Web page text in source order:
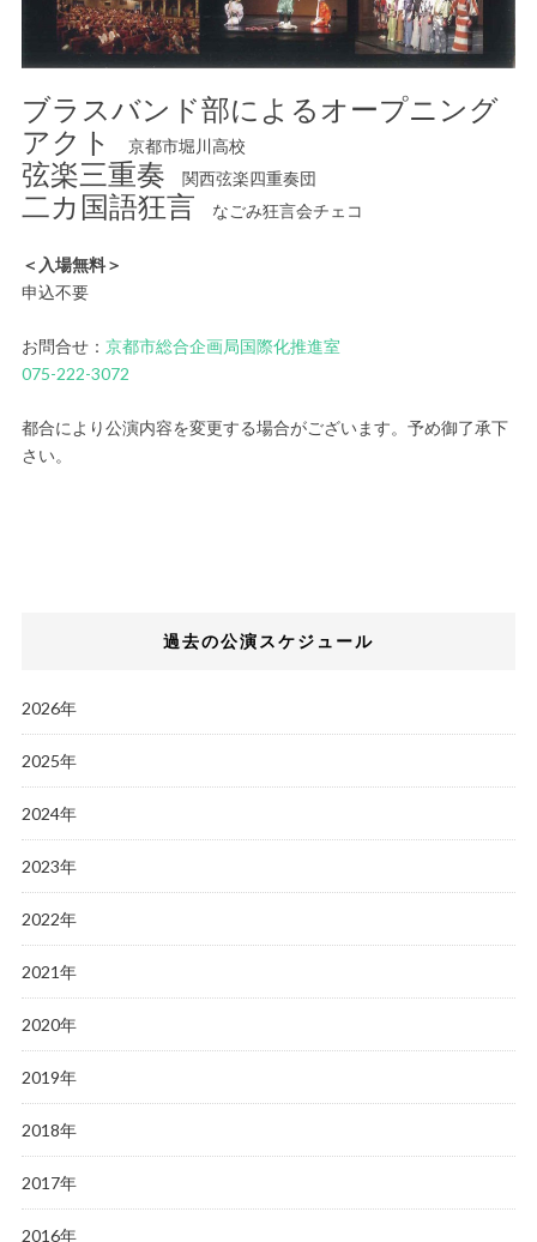
ブラスバンド部によるオープニング
アクト
京都市堀川高校
弦楽三重奏 関西弦楽四重奏団
二カ国語狂言 なごみ狂言会チェコ
＜入場無料＞
申込不要
お問合せ： 京都市総合企画局国際化推進室
075-222-3072
都合により公演内容を変更する場合がございます。予め御了承下
さい。
過去の公演スケジュール
2026年
2025年
2024年
2023年
2022年
2021年
2020年
2019年
2018年
2017年
2016年